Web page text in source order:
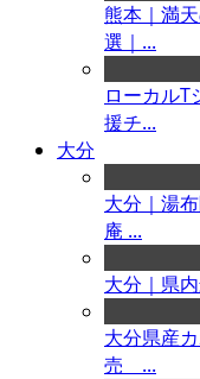
熊本｜満
選｜...
ローカルT
援チ...
大分
大分｜湯
庵 ...
大分｜県
大分県産
売 ...